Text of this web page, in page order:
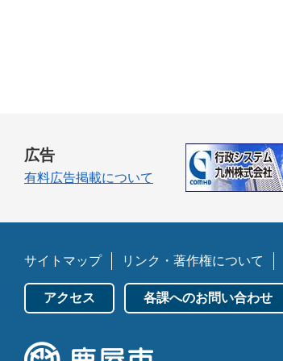
広告
有料広告掲載について
サイトマップ リンク・著作権について
アクセス 各課へのお問い合わせ